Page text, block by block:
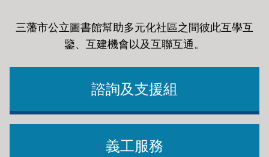
三藩市公立圖書館幫助多元化社區之間彼此互學互
鑒、互建機會以及互聯互通。
諮詢及支援組
義工服務